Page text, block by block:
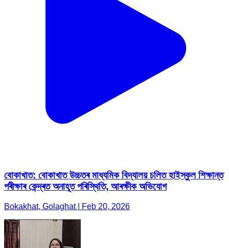
বোকাখাত: বোকাখাত উচ্চতৰ মাধ্যমিক বিদ্যালয় চলিত হাইস্কুল শিক্ষান্ত
পৰীক্ষাৰ কেন্দ্ৰত অনাহূত পৰিস্থিতি, আৰক্ষীক অভিযোগ
Bokakhat, Golaghat | Feb 20, 2026